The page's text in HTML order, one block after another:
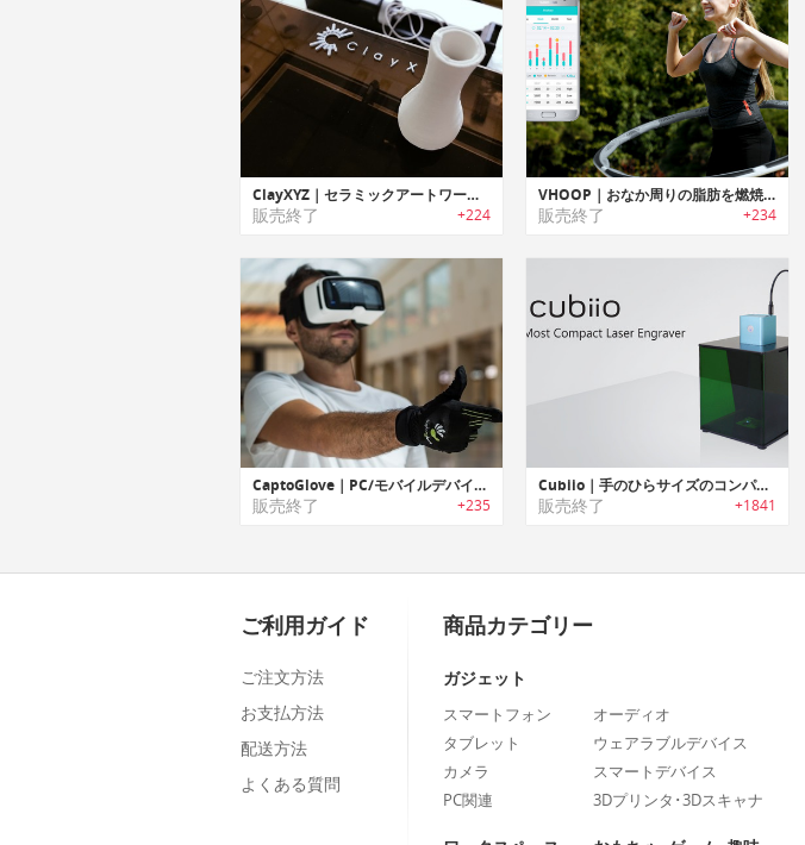
ClayXYZ｜セラミックアートワークを作成可能な3Dクレイプリンター「クレイXYZ」
販売終了 +224
VHOOP｜おなか周りの脂肪を燃焼する折りたたみ式スマートフープ「Vフープ」
販売終了 +234
CaptoGlove｜PC/モバイルデバイス用ウェアラブルグローブコントローラー「キャプトグローブ」
販売終了 +235
Cubiio｜手のひらサイズのコンパクトレーザー彫刻機「キュービオ」
販売終了 +1841
ご利用ガイド
ご注文方法
お支払方法
配送方法
よくある質問
商品カテゴリー
ガジェット
スマートフォン
タブレット
カメラ
PC関連
オーディオ
ウェアラブルデバイス
スマートデバイス
3Dプリンタ･3Dスキャナ